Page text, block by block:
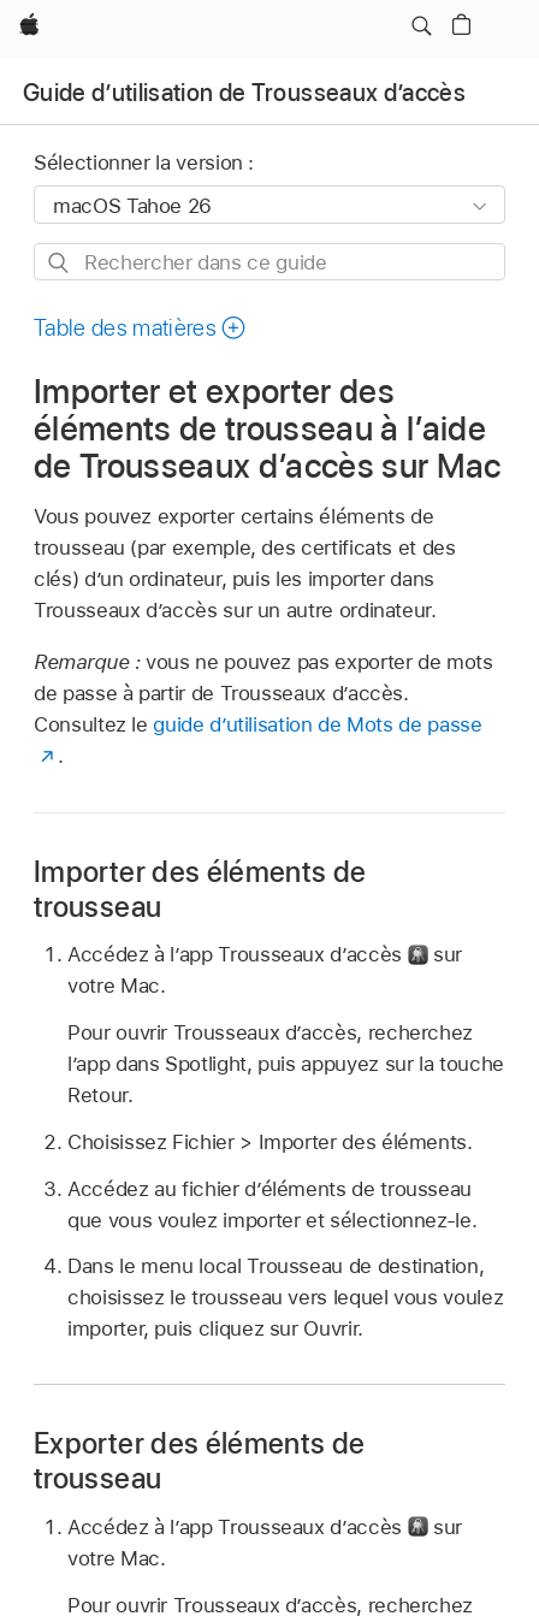
Apple
Guide d’utilisation de Trousseaux d’accès
Sélectionner la version :
Rechercher
ce
Table des matières
Importer et exporter des
éléments de trousseau à l’aide
de Trousseaux d’accès sur Mac
Vous pouvez exporter certains éléments de
trousseau (par exemple, des certificats et des
clés) d’un ordinateur, puis les importer dans
Trousseaux d’accès sur un autre ordinateur.
Remarque :vous ne pouvez pas exporter de mots
de passe à partir de Trousseaux d’accès.
Consultez leguide d’utilisation de Mots de passe
.
Importer des éléments de
trousseau
Accédez à l’app Trousseaux d’accès
sur
votre Mac.
Pour ouvrir Trousseaux d’accès, recherchez
l’app dans Spotlight, puis appuyez sur la touche
Retour.
Choisissez Fichier > Importer des éléments.
Accédez au fichier d’éléments de trousseau
que vous voulez importer et sélectionnez-le.
Dans le menu local Trousseau de destination,
choisissez le trousseau vers lequel vous voulez
importer, puis cliquez sur Ouvrir.
Exporter des éléments de
trousseau
Accédez à l’app Trousseaux d’accès
sur
votre Mac.
Pour ouvrir Trousseaux d’accès, recherchez